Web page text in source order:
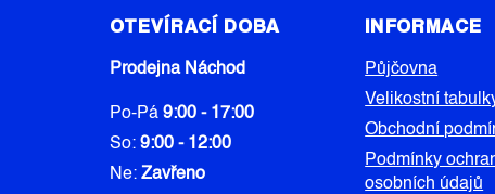
OTEVÍRACÍ DOBA
Prodejna Náchod
Po-Pá 9:00 - 17:00
So: 9:00 - 12:00
Ne: Zavřeno
INFORMACE
Půjčovna
Velikostní
Obchodní
Podmínky
osobních údajů